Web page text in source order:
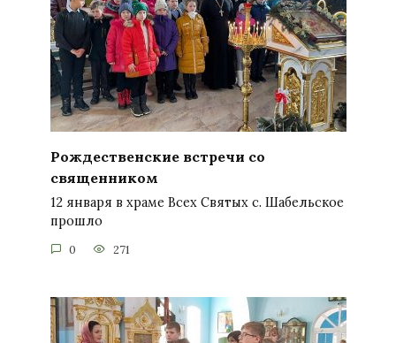
Рождественские встречи со
священником
12 января в храме Всех Святых с. Шабельское
прошло
0 271